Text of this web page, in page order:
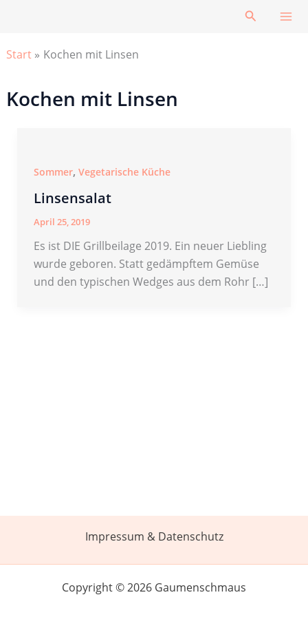
Suchen
Start Kochen mit Linsen
Kochen mit Linsen
Sommer, Vegetarische Küche
Linsensalat
April 25, 2019
Es ist DIE Grillbeilage 2019. Ein neuer Liebling
wurde geboren. Statt gedämpftem Gemüse
und den typischen Wedges aus dem Rohr […]
Impressum & Datenschutz
Copyright © 2026 Gaumenschmaus